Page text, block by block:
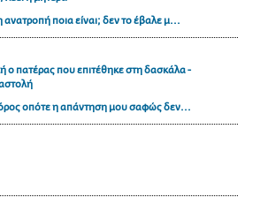
ποια είναι; δεν το έβαλε μ...
ο πατέρας που επιτέθηκε στη δασκάλα -
οπότε η απάντηση μου σαφώς δεν...